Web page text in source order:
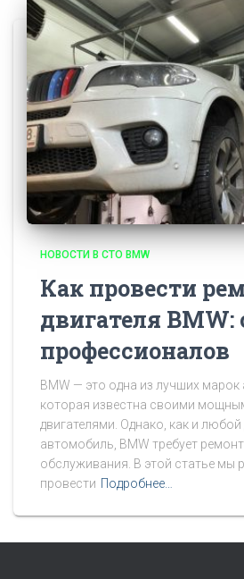
НОВОСТИ В СТО BMW
Как провести
двигателя BMW:
профессионалов
BMW — это одна из лучших марок
которая известна своими
двигателями. Однако, как и любой
автомобиль, BMW требует
обслуживания. В этой статье мы
провести Подробнее…